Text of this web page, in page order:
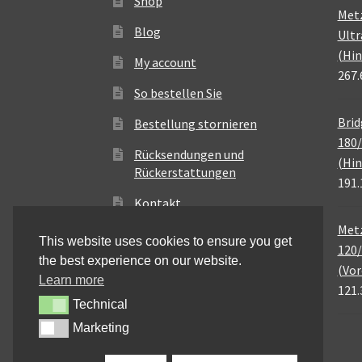
Blog
My account
So bestellen Sie
Bestellung stornieren
Rücksendungen und
Rückerstattungen
Kontakt
This website uses cookies to ensure you get
the best experience on our website.
Learn more
TechnicalTechnical
MarketingMarketing